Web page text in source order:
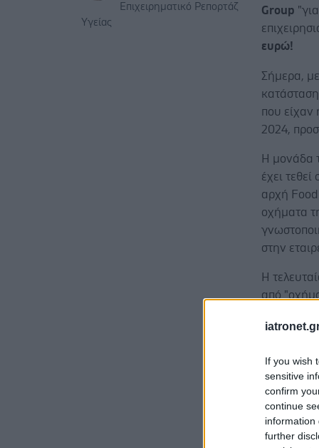
If you wish
sensitive
confirm
continue
information
further
Επιχειρηματικό Ρεπορτάζ
Υγείας
Group
ευρώ!
Σήμερα,
που είχαν
2024,
Η μονάδα
έχει
αρχή
οχήματα
στην
Η
από
equity
τηνCBL